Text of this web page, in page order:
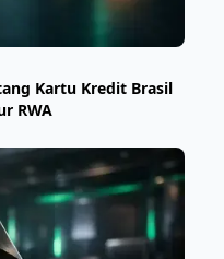
Kartu Kredit Brasil
RWA